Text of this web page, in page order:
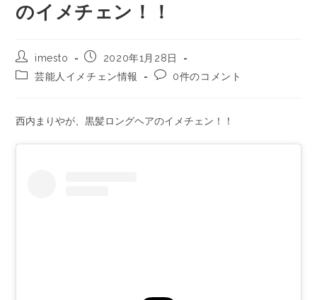
のイメチェン！！
imesto
2020年1月28日
芸能人イメチェン情報
0件のコメント
西内まりやが、黒髪ロングヘアのイメチェン！！